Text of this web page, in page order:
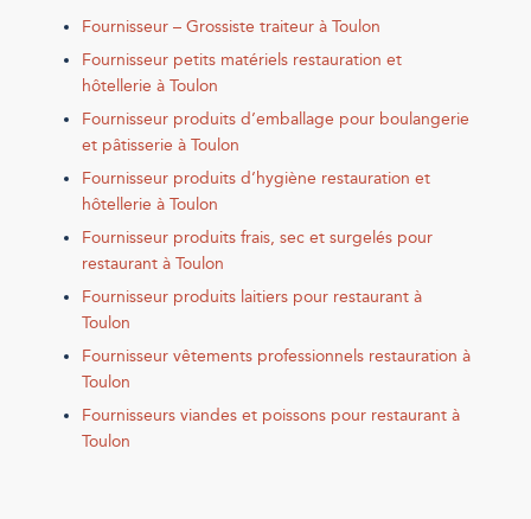
Fournisseur – Grossiste traiteur à Toulon
Fournisseur petits matériels restauration et
hôtellerie à Toulon
Fournisseur produits d’emballage pour boulangerie
et pâtisserie à Toulon
Fournisseur produits d’hygiène restauration et
hôtellerie à Toulon
Fournisseur produits frais, sec et surgelés pour
restaurant à Toulon
Fournisseur produits laitiers pour restaurant à
Toulon
Fournisseur vêtements professionnels restauration à
Toulon
Fournisseurs viandes et poissons pour restaurant à
Toulon